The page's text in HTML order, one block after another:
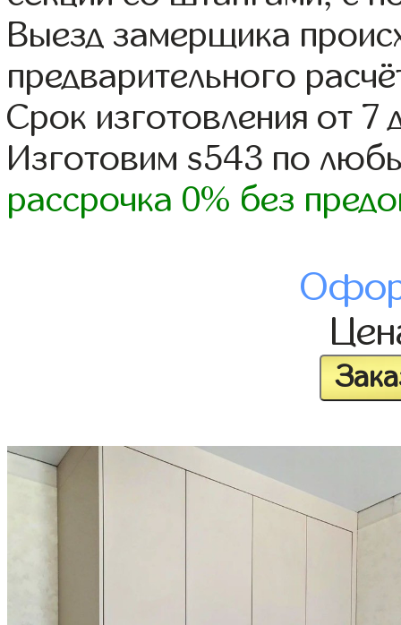
Выезд замерщика
предварительного
Срок изготовления от 7
Изготовим s543 по
рассрочка 0% без